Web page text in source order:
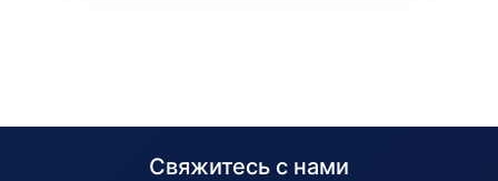
Свяжитесь с нами